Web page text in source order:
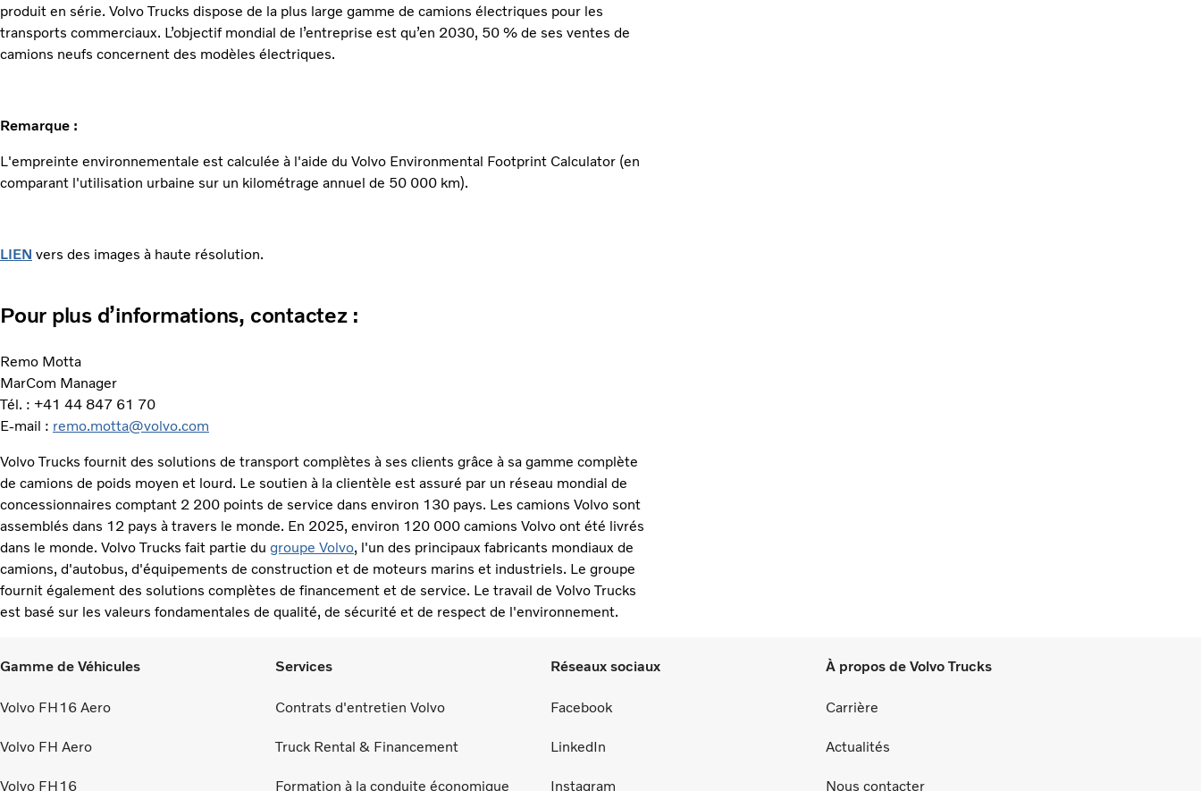
produit en série. Volvo Trucks dispose de la plus large gamme de camions électriques pour les
transports commerciaux. L’objectif mondial de l’entreprise est qu’en 2030, 50 % de ses ventes de
camions neufs concernent des modèles électriques.
Remarque :
L'empreinte environnementale est calculée à l'aide du Volvo Environmental Footprint Calculator (en
comparant l'utilisation urbaine sur un kilométrage annuel de 50 000 km).
LIEN vers des images à haute résolution.
Pour plus d’informations, contactez :
Remo Motta
MarCom Manager
Tél. : +41 44 847 61 70
E-mail : remo.motta@volvo.com
Volvo Trucks fournit des solutions de transport complètes à ses clients grâce à sa gamme complète
de camions de poids moyen et lourd. Le soutien à la clientèle est assuré par un réseau mondial de
concessionnaires comptant 2 200 points de service dans environ 130 pays. Les camions Volvo sont
assemblés dans 12 pays à travers le monde. En 2025, environ 120 000 camions Volvo ont été livrés
dans le monde. Volvo Trucks fait partie du groupe Volvo, l'un des principaux fabricants mondiaux de
camions, d'autobus, d'équipements de construction et de moteurs marins et industriels. Le groupe
fournit également des solutions complètes de financement et de service. Le travail de Volvo Trucks
est basé sur les valeurs fondamentales de qualité, de sécurité et de respect de l'environnement.
Gamme de Véhicules
Volvo FH16 Aero
Volvo FH Aero
Volvo FH16
Services
Contrats d'entretien Volvo
Truck Rental & Financement
Formation à la conduite économique
Réseaux sociaux
Facebook
LinkedIn
Instagram
À propos de Volvo Trucks
Carrière
Actualités
Nous contacter